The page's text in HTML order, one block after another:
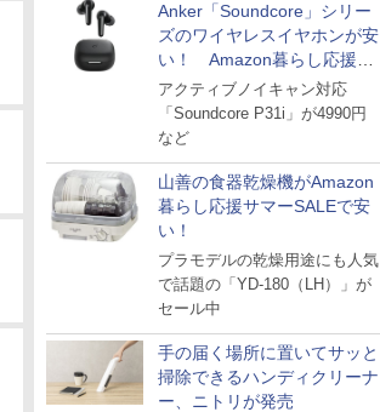
Anker「Soundcore」シリー
ズのワイヤレスイヤホンが安
い！ Amazon暮らし応援サ
マーSALE
アクティブノイキャン対応
「Soundcore P31i」が4990円
など
山善の食器乾燥機がAmazon
暮らし応援サマーSALEで安
い！
プラモデルの乾燥用途にも人気
で話題の「YD-180（LH）」が
セール中
手の届く場所に置いてサッと
掃除できるハンディクリーナ
ー、ニトリが発売